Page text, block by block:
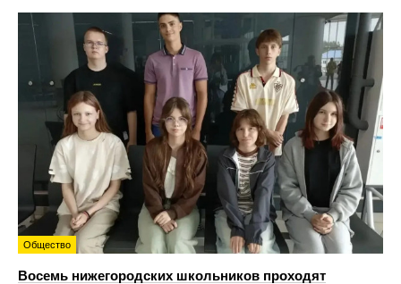
Общество
Восемь нижегородских школьников проходят